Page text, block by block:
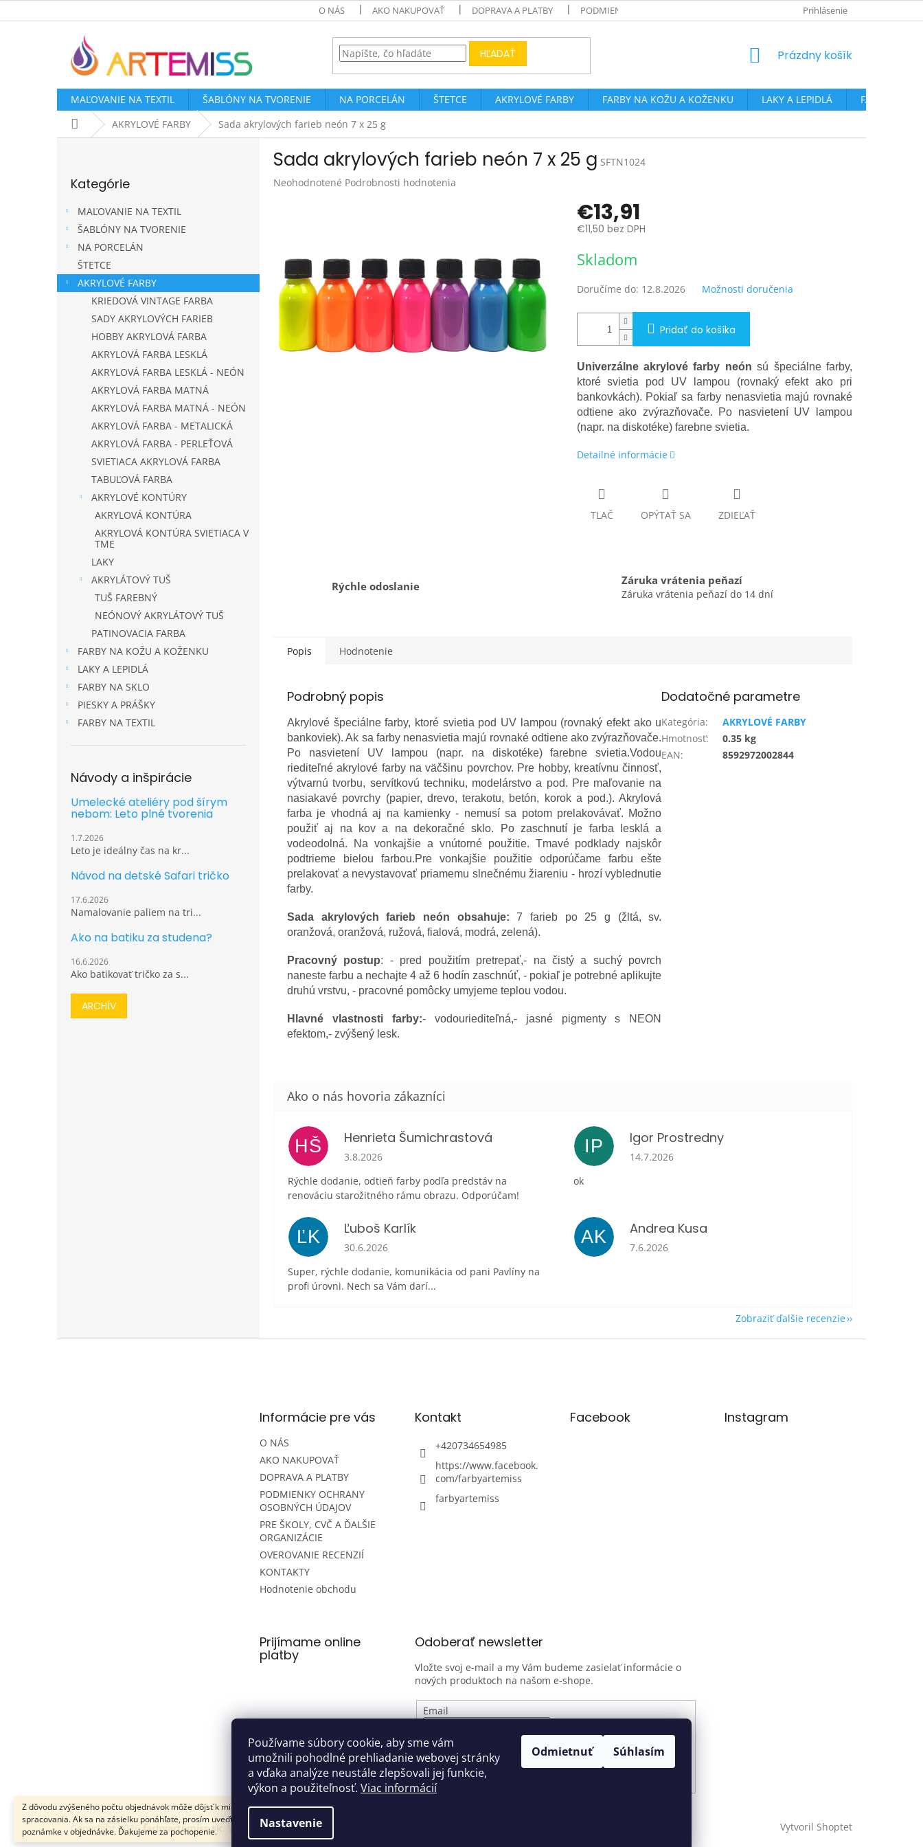
Používame súbory cookie, aby sme vám
umožnili pohodlné prehliadanie webovej stránky
a vďaka analýze neustále zlepšovali jej funkcie,
výkon a použiteľnosť. Viac informácií
Nastavenie
Odmietnuť Súhlasím
na
Z dôvodu zvýšeného počtu objednávok môže dôjsť k miernemu zdržaniu
spracovania. Ak sa na zásielku ponáhľate, prosím uveďte túto informáciu v
poznámke v objednávke. Ďakujeme za pochopenie.
O NÁS AKO NAKUPOVAŤ DOPRAVA A PLATBY PODMIENKY OCHRANY OSOBNÝCH ÚDAJOV PRE ŠKOLY, CVČ A ĎALŠIE
Prihlásenie
HĽADAŤ
NÁKUPNÝ
Prázdny košík
MAĽOVANIE NA TEXTIL ŠABLÓNY NA TVORENIE NA PORCELÁN ŠTETCE AKRYLOVÉ FARBY FARBY NA KOŽU A KOŽENKU LAKY A LEPIDLÁ
FARBY NA
DomovAKRYLOVÉ FARBY Sada akrylových farieb neón 7 x 25 g
kategórie
Kategórie
MAĽOVANIE NA TEXTIL
ŠABLÓNY NA TVORENIE
NA PORCELÁN
ŠTETCE
AKRYLOVÉ FARBY
KRIEDOVÁ VINTAGE FARBA
SADY AKRYLOVÝCH FARIEB
HOBBY AKRYLOVÁ FARBA
AKRYLOVÁ FARBA LESKLÁ
AKRYLOVÁ FARBA LESKLÁ - NEÓN
AKRYLOVÁ FARBA MATNÁ
AKRYLOVÁ FARBA MATNÁ - NEÓN
AKRYLOVÁ FARBA - METALICKÁ
AKRYLOVÁ FARBA - PERLEŤOVÁ
SVIETIACA AKRYLOVÁ FARBA
TABUĽOVÁ FARBA
AKRYLOVÉ KONTÚRY
AKRYLOVÁ KONTÚRA
AKRYLOVÁ KONTÚRA SVIETIACA V
TME
LAKY
AKRYLÁTOVÝ TUŠ
TUŠ FAREBNÝ
NEÓNOVÝ AKRYLÁTOVÝ TUŠ
PATINOVACIA FARBA
FARBY NA KOŽU A KOŽENKU
LAKY A LEPIDLÁ
FARBY NA SKLO
PIESKY A PRÁŠKY
FARBY NA TEXTIL
Návody a inšpirácie
Umelecké ateliéry pod šírym
nebom: Leto plné tvorenia
1.7.2026
Leto je ideálny čas na kr...
Návod na detské Safari tričko
17.6.2026
Namalovanie paliem na tri...
Ako na batiku za studena?
16.6.2026
Ako batikovať tričko za s...
ARCHÍV
Sada akrylových farieb neón 7 x 25 g SFTN1024
Priemerné
hviezdičiek.
Neohodnotené Podrobnosti hodnotenia
€13,91
€11,50 bez DPH
cena:
Skladom
Doručíme do: 12.8.2026 Možnosti doručenia
Pridať do košíka
Univerzálne akrylové farby neón sú špeciálne farby,
ktoré svietia pod UV lampou (rovnaký efekt ako pri
bankovkách). Pokiaľ sa farby nenasvietia majú rovnaké
odtiene ako zvýrazňovače. Po nasvietení UV lampou
(napr. na diskotéke) farebne svietia.
Detailné informácie
TLAČ OPÝTAŤ SA ZDIEĽAŤ
Rýchle odoslanie Záruka vrátenia peňazí
Záruka vrátenia peňazí do 14 dní
Popis Hodnotenie
Podrobný popis
Akrylové špeciálne farby, ktoré svietia pod UV lampou (rovnaký efekt ako u
bankoviek). Ak sa farby nenasvietia majú rovnaké odtiene ako zvýrazňovače.
Po nasvietení UV lampou (napr. na diskotéke) farebne svietia.Vodou
riediteľné akrylové farby na väčšinu povrchov. Pre hobby, kreatívnu činnosť,
výtvarnú tvorbu, servítkovú techniku, modelárstvo a pod. Pre maľovanie na
nasiakavé povrchy (papier, drevo, terakotu, betón, korok a pod.). Akrylová
farba je vhodná aj na kamienky - nemusí sa potom prelakovávať. Možno
použiť aj na kov a na dekoračné sklo. Po zaschnutí je farba lesklá a
vodeodolná. Na vonkajšie a vnútorné použitie. Tmavé podklady najskôr
podtrieme bielou farbou.Pre vonkajšie použitie odporúčame farbu ešte
prelakovať a nevystavovať priamemu slnečnému žiareniu - hrozí vyblednutie
farby.
Sada akrylových farieb neón obsahuje: 7 farieb po 25 g (žltá, sv.
oranžová, oranžová, ružová, fialová, modrá, zelená).
Pracovný postup: - pred použitím pretrepať,- na čistý a suchý povrch
naneste farbu a nechajte 4 až 6 hodín zaschnúť, - pokiaľ je potrebné aplikujte
druhú vrstvu, - pracovné pomôcky umyjeme teplou vodou.
Hlavné vlastnosti farby:- vodouriediteľná,- jasné pigmenty s NEON
efektom,- zvýšený lesk.
Dodatočné parametre
Kategória:
AKRYLOVÉ FARBY
Hmotnosť:
0.35 kg
EAN: 8592972002844
HŠ Henrieta Šumichrastová
Hodnotenie obchodu je 5 z 5 hviezdičiek.
3.8.2026
Rýchle dodanie, odtieň farby podľa predstáv na
renováciu starožitného rámu obrazu. Odporúčam!
IP Igor Prostredny
Hodnotenie obchodu je 5 z 5 hviezdičiek.
14.7.2026
ok
ĽK Ľuboš Karlík
Hodnotenie obchodu je 5 z 5 hviezdičiek.
30.6.2026
Super, rýchle dodanie, komunikácia od pani Pavlíny na
profi úrovni. Nech sa Vám darí...
AK Andrea Kusa
Hodnotenie obchodu je 5 z 5 hviezdičiek.
7.6.2026
Zobraziť ďalšie recenzie
Informácie pre vás
O NÁS
AKO NAKUPOVAŤ
DOPRAVA A PLATBY
PODMIENKY OCHRANY
OSOBNÝCH ÚDAJOV
PRE ŠKOLY, CVČ A ĎALŠIE
ORGANIZÁCIE
OVEROVANIE RECENZIÍ
KONTAKTY
Hodnotenie obchodu
Kontakt
+420734654985
https://www.facebook.
com/farbyartemiss
farbyartemiss
Facebook Instagram
Prijímame online
platby
Odoberať newsletter
Vložte svoj e-mail a my Vám budeme zasielať informácie o
nových produktoch na našom e-shope.
Email
Vložením e-mailu súhlasíte s
podmienkami ochrany
osobných údajov
PRIHLÁSIŤ SA
Vytvoril Shoptet
Copyright 2026farbyartemiss.sk . Všetky práva vyhradené.